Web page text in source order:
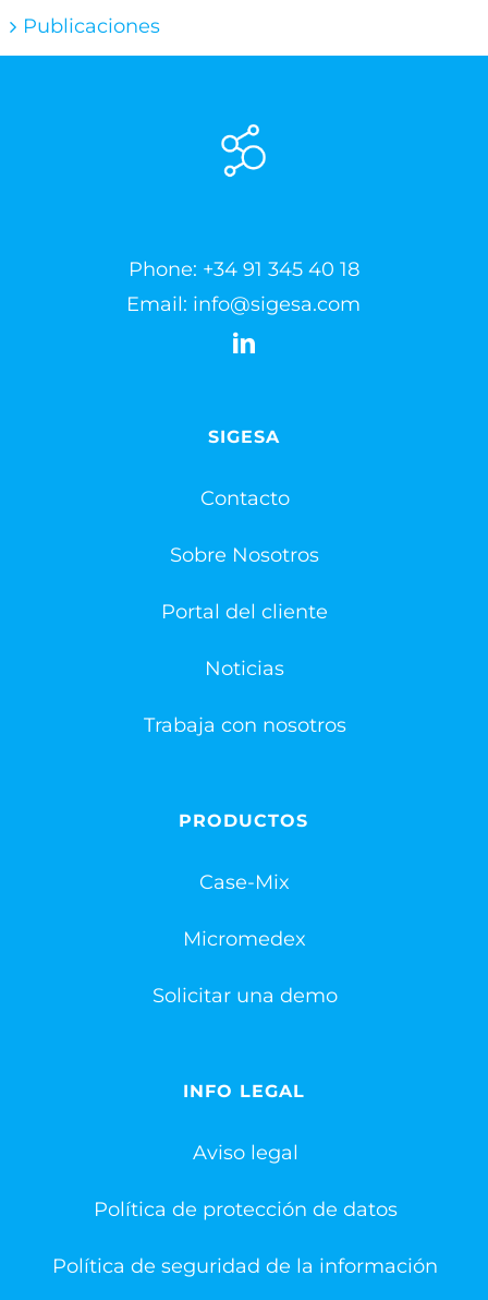
Publicaciones
Phone: +34 91 345 40 18
Email: info@sigesa.com
SIGESA
Contacto
Sobre Nosotros
Portal del cliente
Noticias
Trabaja con nosotros
PRODUCTOS
Case-Mix
Micromedex
Solicitar una demo
INFO LEGAL
Aviso legal
Política de protección de datos
Política de seguridad de la información